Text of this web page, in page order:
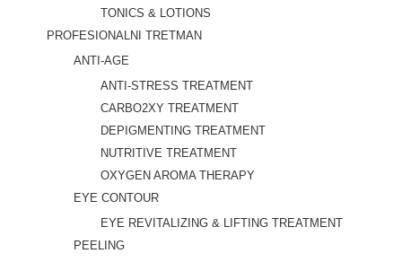
TONICS & LOTIONS
PROFESIONALNI TRETMAN
ANTI-AGE
ANTI-STRESS TREATMENT
CARBO2XY TREATMENT
DEPIGMENTING TREATMENT
NUTRITIVE TREATMENT
OXYGEN AROMA THERAPY
EYE CONTOUR
EYE REVITALIZING & LIFTING TREATMENT
PEELING